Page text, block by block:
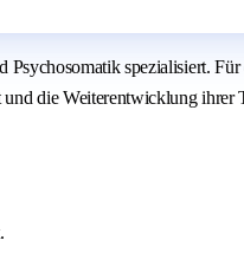
spezialisiert.
die Weiterentwicklung ihrer